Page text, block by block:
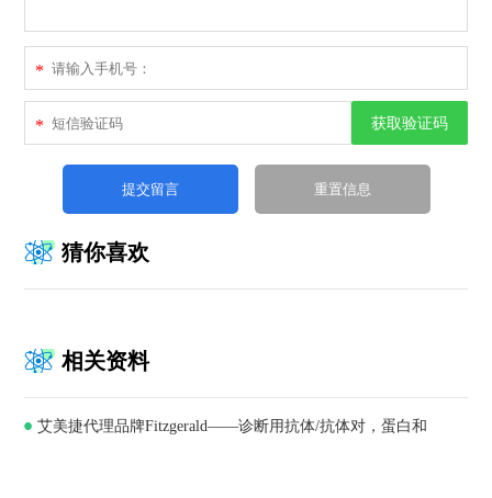
*
* 获取验证码
猜你喜欢
相关资料
艾美捷代理品牌Fitzgerald——诊断用抗体/抗体对，蛋白和